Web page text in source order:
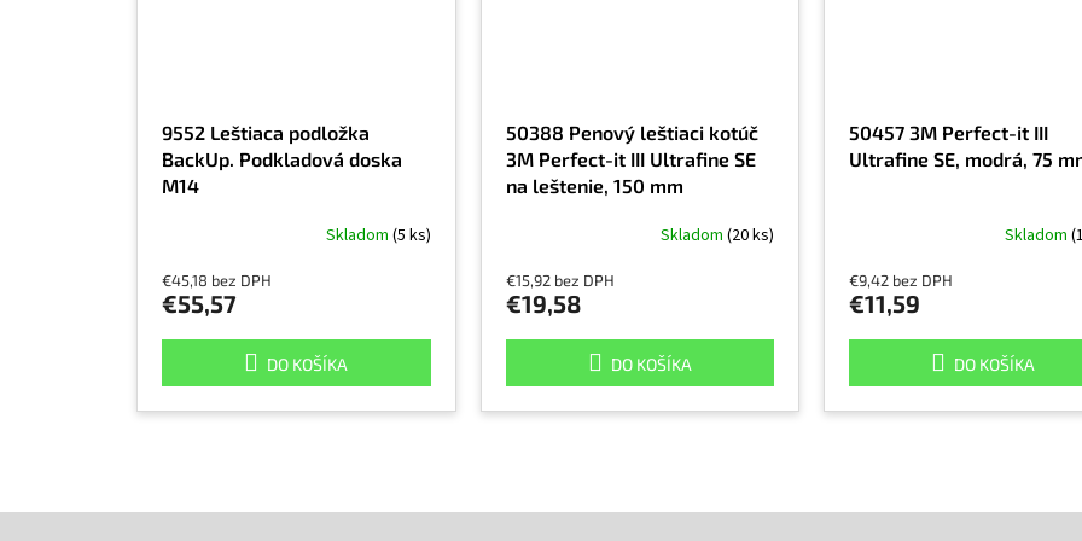
9552 Leštiaca podložka
BackUp. Podkladová doska
M14
Skladom (5 ks)
€45,18 bez DPH
€55,57
DO KOŠÍKA
50388 Penový leštiaci kotúč
3M Perfect-it III Ultrafine SE
na leštenie, 150 mm
Skladom (20 ks)
€15,92 bez DPH
€19,58
DO KOŠÍKA
50457 3M Perfect-it III
Ultrafine SE, modrá, 75
Skladom
€9,42 bez DPH
€11,59
DO KOŠÍKA